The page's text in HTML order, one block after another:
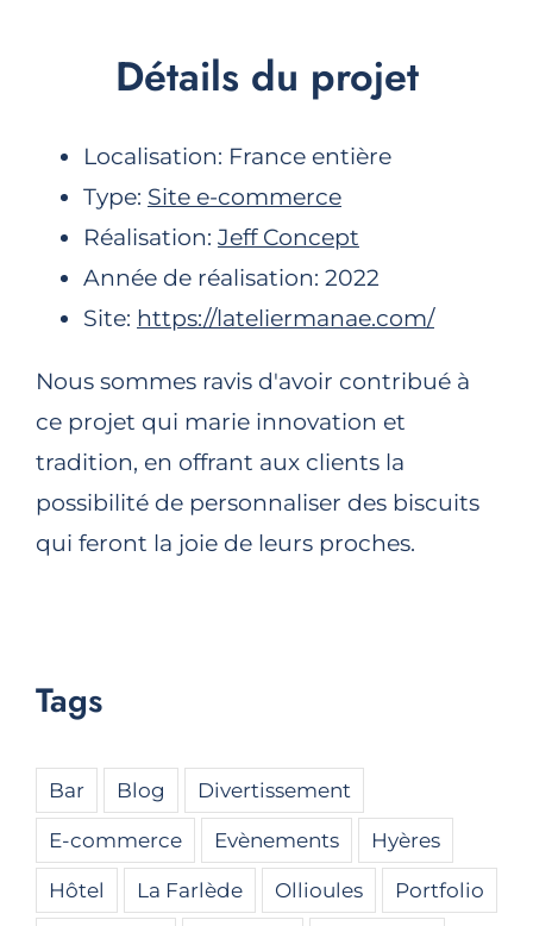
Détails du projet
Localisation: France entière
Type: Site e-commerce
Réalisation: Jeff Concept
Année de réalisation: 2022
Site: https://lateliermanae.com/
Nous sommes ravis d'avoir contribué à
ce projet qui marie innovation et
tradition, en offrant aux clients la
possibilité de personnaliser des biscuits
qui feront la joie de leurs proches.
Tags
Bar Blog
Divertissement
E-commerce
Evènements
Hyères
Hôtel
La Farlède Ollioules
Portfolio